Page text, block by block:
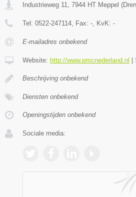
Industrieweg 11 7944 HT Meppel (
Tel: 0522-247114 , Fax: - , KvK: -
E-mailadres onbekend
Website: http://www.pmcnederland.nl
Beschrijving onbekend
Diensten onbekend
Openingstijden onbekend
Sociale media: